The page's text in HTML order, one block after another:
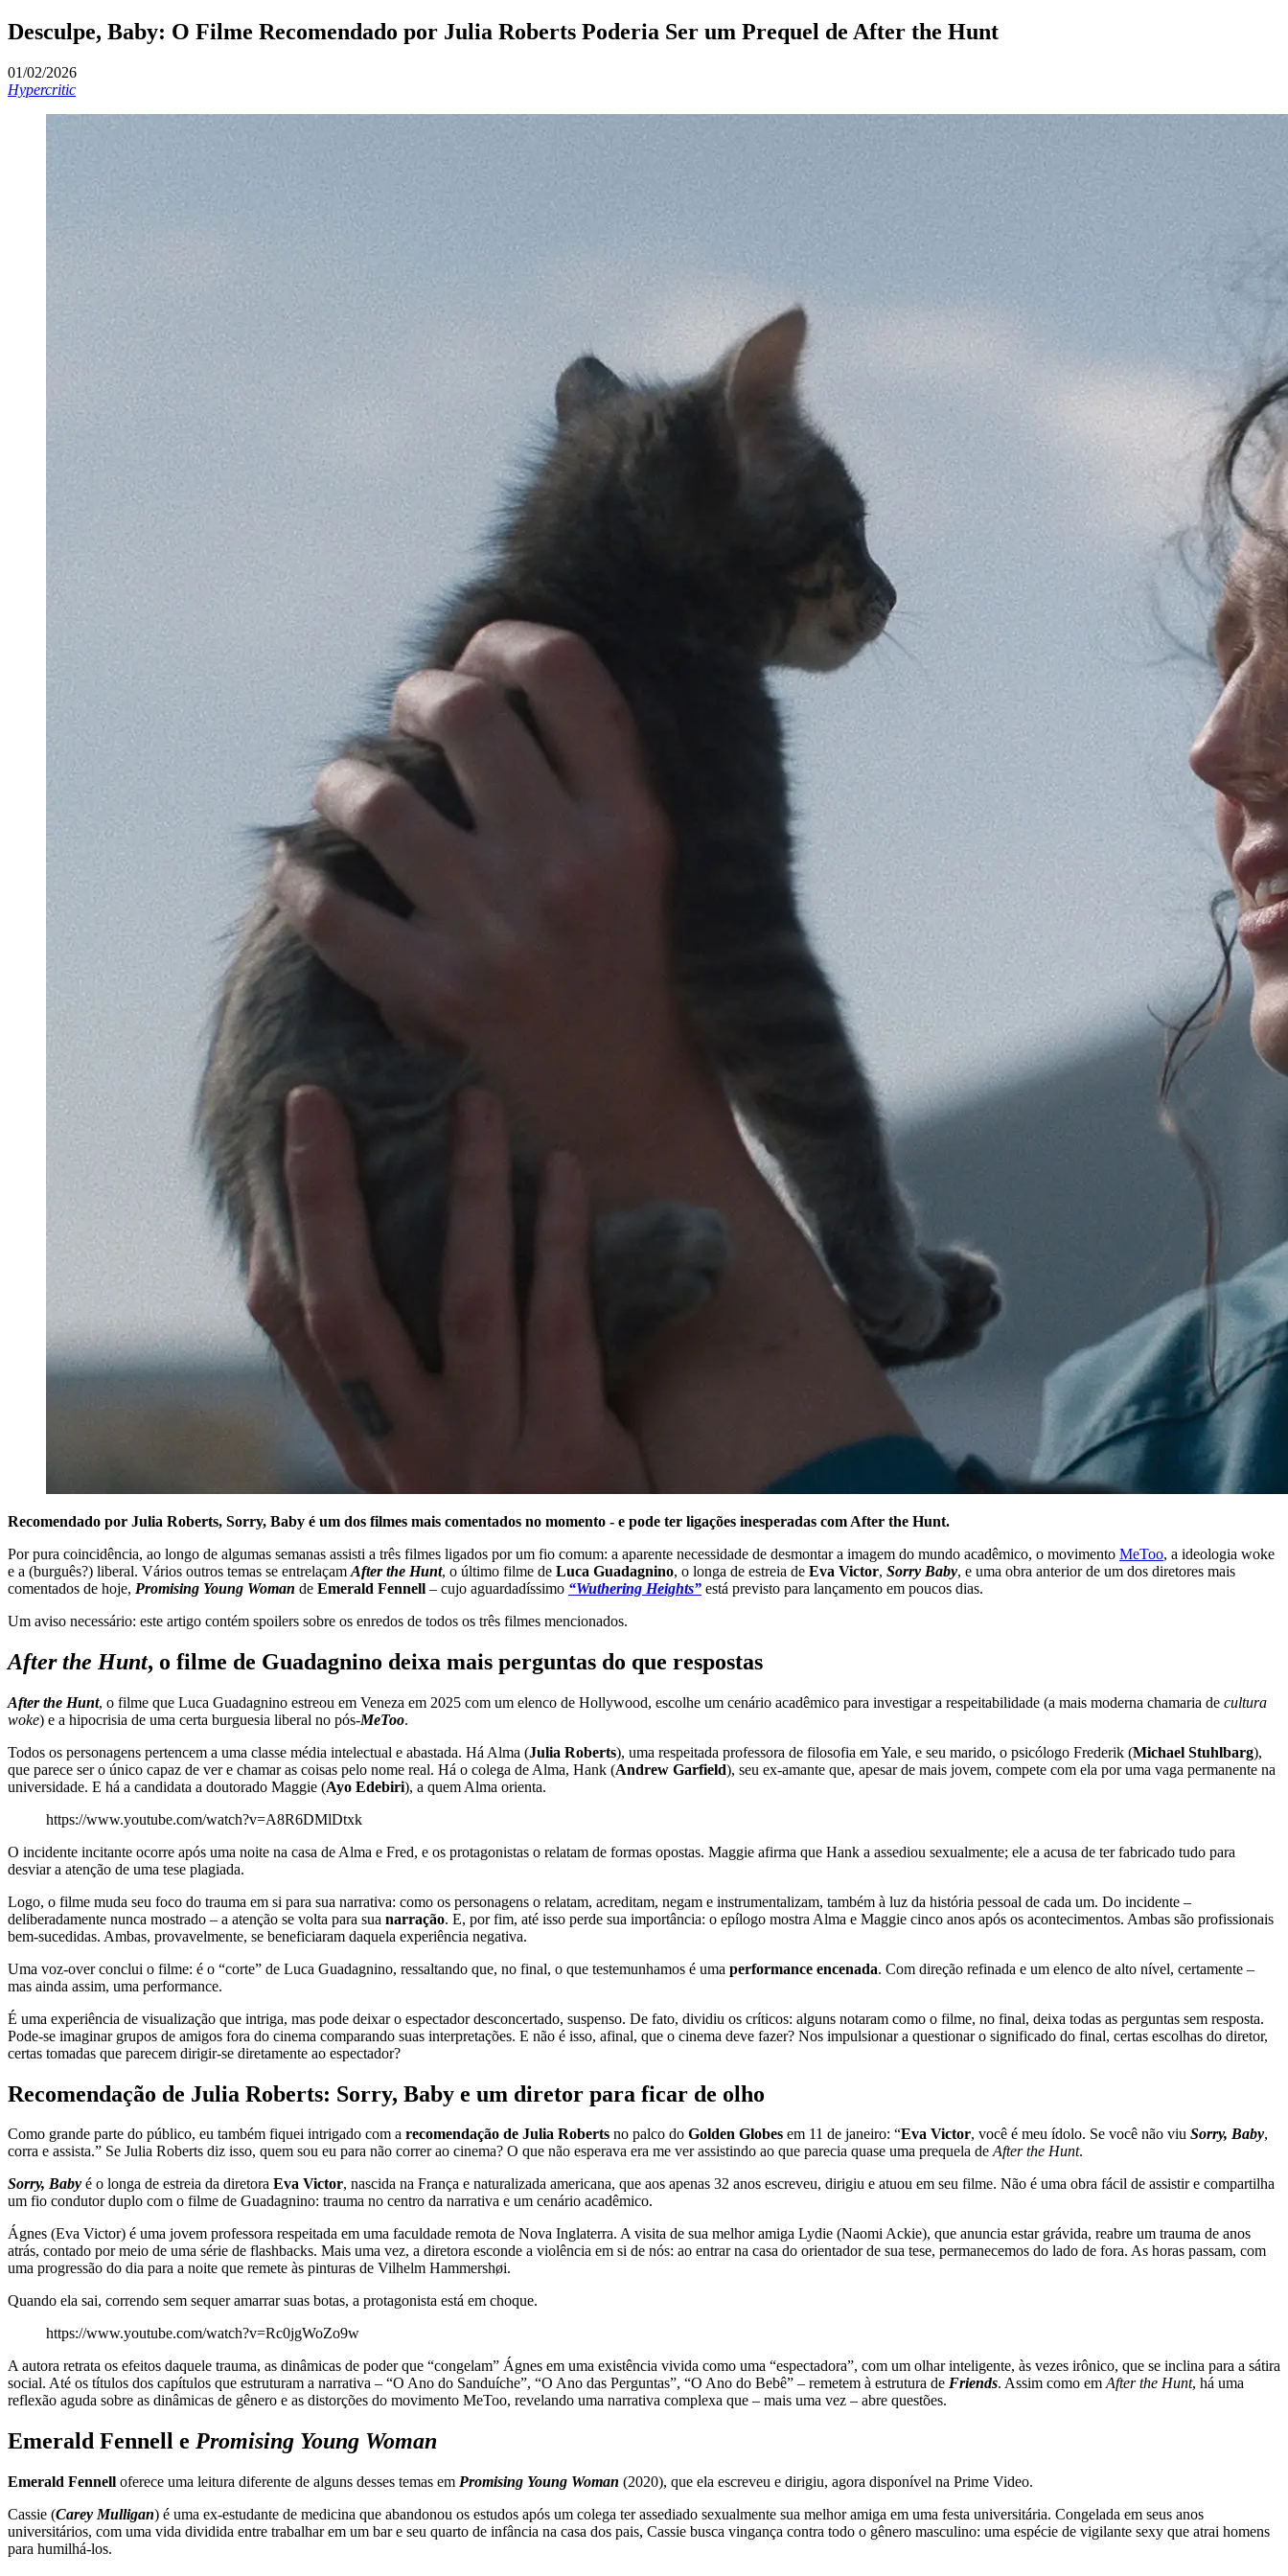
Desculpe, Baby: O Filme Recomendado por Julia Roberts Poderia Ser um Prequel de After the Hunt
01/02/2026
Hypercritic
Recomendado por Julia Roberts, Sorry, Baby é um dos filmes mais comentados no momento - e pode ter ligações inesperadas com After the Hunt.
Por pura coincidência, ao longo de algumas semanas assisti a três filmes ligados por um fio comum: a aparente necessidade de desmontar a imagem do mundo acadêmico, o movimento MeToo, a ideologia woke
e a (burguês?) liberal. Vários outros temas se entrelaçam After the Hunt, o último filme de Luca Guadagnino, o longa de estreia de Eva Victor, Sorry Baby, e uma obra anterior de um dos diretores mais
comentados de hoje, Promising Young Woman de Emerald Fennell – cujo aguardadíssimo “Wuthering Heights” está previsto para lançamento em poucos dias.
Um aviso necessário: este artigo contém spoilers sobre os enredos de todos os três filmes mencionados.
After the Hunt, o filme de Guadagnino deixa mais perguntas do que respostas
After the Hunt, o filme que Luca Guadagnino estreou em Veneza em 2025 com um elenco de Hollywood, escolhe um cenário acadêmico para investigar a respeitabilidade (a mais moderna chamaria de cultura
woke) e a hipocrisia de uma certa burguesia liberal no pós-MeToo.
Todos os personagens pertencem a uma classe média intelectual e abastada. Há Alma (Julia Roberts), uma respeitada professora de filosofia em Yale, e seu marido, o psicólogo Frederik (Michael Stuhlbarg),
que parece ser o único capaz de ver e chamar as coisas pelo nome real. Há o colega de Alma, Hank (Andrew Garfield), seu ex-amante que, apesar de mais jovem, compete com ela por uma vaga permanente na
universidade. E há a candidata a doutorado Maggie (Ayo Edebiri), a quem Alma orienta.
https://www.youtube.com/watch?v=A8R6DMlDtxk
O incidente incitante ocorre após uma noite na casa de Alma e Fred, e os protagonistas o relatam de formas opostas. Maggie afirma que Hank a assediou sexualmente; ele a acusa de ter fabricado tudo para
desviar a atenção de uma tese plagiada.
Logo, o filme muda seu foco do trauma em si para sua narrativa: como os personagens o relatam, acreditam, negam e instrumentalizam, também à luz da história pessoal de cada um. Do incidente –
deliberadamente nunca mostrado – a atenção se volta para sua narração. E, por fim, até isso perde sua importância: o epílogo mostra Alma e Maggie cinco anos após os acontecimentos. Ambas são profissionais
bem-sucedidas. Ambas, provavelmente, se beneficiaram daquela experiência negativa.
Uma voz-over conclui o filme: é o “corte” de Luca Guadagnino, ressaltando que, no final, o que testemunhamos é uma performance encenada. Com direção refinada e um elenco de alto nível, certamente –
mas ainda assim, uma performance.
É uma experiência de visualização que intriga, mas pode deixar o espectador desconcertado, suspenso. De fato, dividiu os críticos: alguns notaram como o filme, no final, deixa todas as perguntas sem resposta.
Pode-se imaginar grupos de amigos fora do cinema comparando suas interpretações. E não é isso, afinal, que o cinema deve fazer? Nos impulsionar a questionar o significado do final, certas escolhas do diretor,
certas tomadas que parecem dirigir-se diretamente ao espectador?
Recomendação de Julia Roberts: Sorry, Baby e um diretor para ficar de olho
Como grande parte do público, eu também fiquei intrigado com a recomendação de Julia Roberts no palco do Golden Globes em 11 de janeiro: “Eva Victor, você é meu ídolo. Se você não viu Sorry, Baby,
corra e assista.” Se Julia Roberts diz isso, quem sou eu para não correr ao cinema? O que não esperava era me ver assistindo ao que parecia quase uma prequela deAfter the Hunt.
Sorry, Baby é o longa de estreia da diretora Eva Victor, nascida na França e naturalizada americana, que aos apenas 32 anos escreveu, dirigiu e atuou em seu filme. Não é uma obra fácil de assistir e compartilha
um fio condutor duplo com o filme de Guadagnino: trauma no centro da narrativa e um cenário acadêmico.
Ágnes (Eva Victor) é uma jovem professora respeitada em uma faculdade remota de Nova Inglaterra. A visita de sua melhor amiga Lydie (Naomi Ackie), que anuncia estar grávida, reabre um trauma de anos
atrás, contado por meio de uma série de flashbacks. Mais uma vez, a diretora esconde a violência em si de nós: ao entrar na casa do orientador de sua tese, permanecemos do lado de fora. As horas passam, com
uma progressão do dia para a noite que remete às pinturas de Vilhelm Hammershøi.
Quando ela sai, correndo sem sequer amarrar suas botas, a protagonista está em choque.
https://www.youtube.com/watch?v=Rc0jgWoZo9w
A autora retrata os efeitos daquele trauma, as dinâmicas de poder que “congelam” Ágnes em uma existência vivida como uma “espectadora”, com um olhar inteligente, às vezes irônico, que se inclina para a sátira
social. Até os títulos dos capítulos que estruturam a narrativa – “O Ano do Sanduíche”, “O Ano das Perguntas”, “O Ano do Bebê” – remetem à estrutura de Friends. Assim como emAfter the Hunt, há uma
reflexão aguda sobre as dinâmicas de gênero e as distorções do movimento MeToo, revelando uma narrativa complexa que – mais uma vez – abre questões.
Emerald Fennell e Promising Young Woman
Emerald Fennell oferece uma leitura diferente de alguns desses temas em Promising Young Woman (2020), que ela escreveu e dirigiu, agora disponível na Prime Video.
Cassie (Carey Mulligan) é uma ex-estudante de medicina que abandonou os estudos após um colega ter assediado sexualmente sua melhor amiga em uma festa universitária. Congelada em seus anos
universitários, com uma vida dividida entre trabalhar em um bar e seu quarto de infância na casa dos pais, Cassie busca vingança contra todo o gênero masculino: uma espécie de vigilante sexy que atrai homens
para humilhá-los.